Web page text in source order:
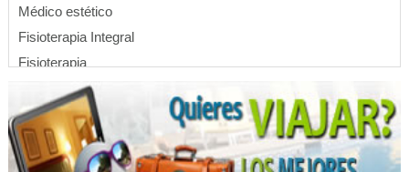
Médico estético
Fisioterapia Integral
Fisioterapia
Kinesiología
Médicos Fisioterapeutas
Cirujanos oftalmólogos
Ginecología